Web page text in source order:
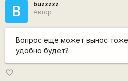
B
buzzzzz
Автор
Вопрос еще может вынос тоже
удобно будет?
favorite_border